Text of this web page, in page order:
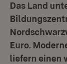
Das Land
Euro.
liefern einen